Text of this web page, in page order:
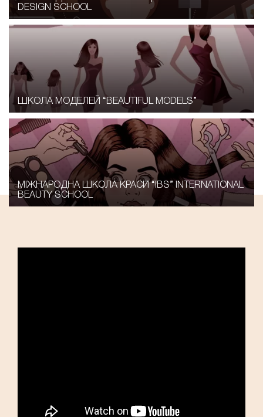
DESIGN SCHOOL
ШКОЛА МОДЕЛЕЙ “BEAUTIFUL MODELS”
МІЖНАРОДНА ШКОЛА КРАСИ “IBS” INTERNATIONAL
BEAUTY SCHOOL